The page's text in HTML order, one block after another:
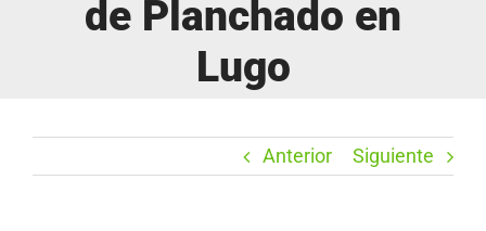
de Planchado en
Lugo
Anterior Siguiente